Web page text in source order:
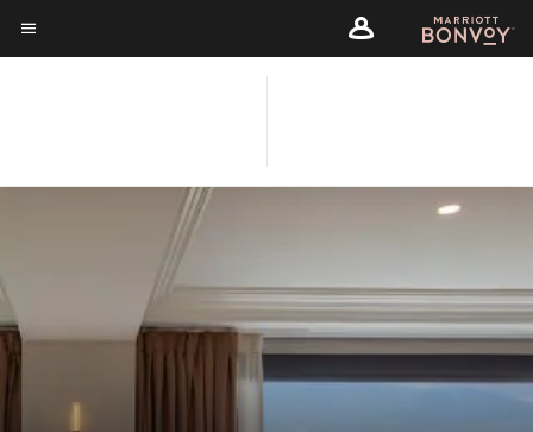
Skip
toメニューのテキスト